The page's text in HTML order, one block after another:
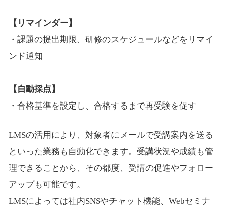
【リマインダー】
・課題の提出期限、研修のスケジュールなどをリマイ
ンド通知
【自動採点】
・合格基準を設定し、合格するまで再受験を促す
LMSの活用により、対象者にメールで受講案内を送る
といった業務も自動化できます。受講状況や成績も管
理できることから、その都度、受講の促進やフォロー
アップも可能です。
LMSによっては社内SNSやチャット機能、Webセミナ